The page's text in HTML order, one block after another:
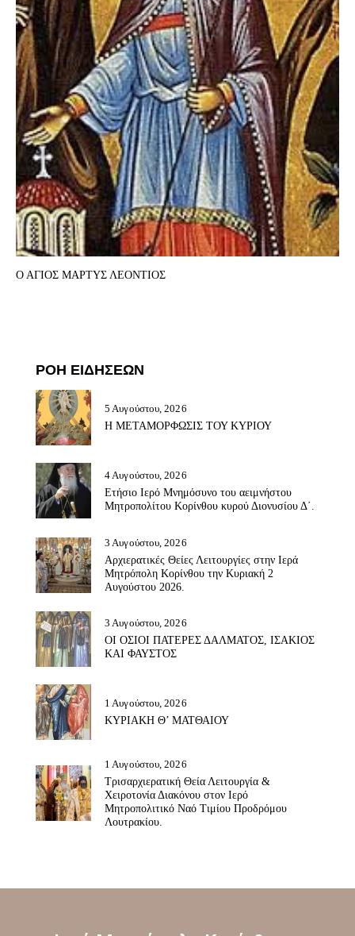
Ο ΑΓΙΟΣ ΜΑΡΤΥΣ ΛΕΟΝΤΙΟΣ
ΡΟΗ ΕΙΔΗΣΕΩΝ
5 Αυγούστου, 2026
Η ΜΕΤΑΜΟΡΦΩΣΙΣ ΤΟΥ ΚΥΡΙΟΥ
4 Αυγούστου, 2026
Ετήσιο Ιερό Μνημόσυνο του αειμνήστου
Μητροπολίτου Κορίνθου κυρού Διονυσίου Δ΄.
3 Αυγούστου, 2026
Αρχιερατικές Θείες Λειτουργίες στην Ιερά
Μητρόπολη Κορίνθου την Κυριακή 2
Αυγούστου 2026.
3 Αυγούστου, 2026
ΟΙ ΟΣΙΟΙ ΠΑΤΕΡΕΣ ΔΑΛΜΑΤΟΣ, ΙΣΑΚΙΟΣ
ΚΑΙ ΦΑΥΣΤΟΣ
1 Αυγούστου, 2026
ΚΥΡΙΑΚΗ Θ’ ΜΑΤΘΑΙΟΥ
1 Αυγούστου, 2026
Τρισαρχιερατική Θεία Λειτουργία &
Χειροτονία Διακόνου στον Ιερό
Μητροπολιτικό Ναό Τιμίου Προδρόμου
Λουτρακίου.